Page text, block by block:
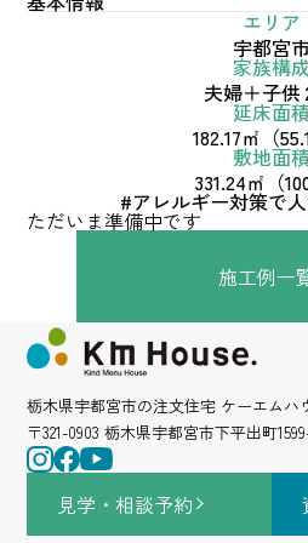
エリア
宇都宮
家族構
夫婦＋子供
延床面積
182.17㎡（
敷地面積
331.24㎡（
#アレルギー対策で
ただいま準備中です
施工例一
栃木県宇都宮市の注文住宅 ケーエムハ
〒321-0903 栃木県宇都宮市下平出町
見学・相談予約